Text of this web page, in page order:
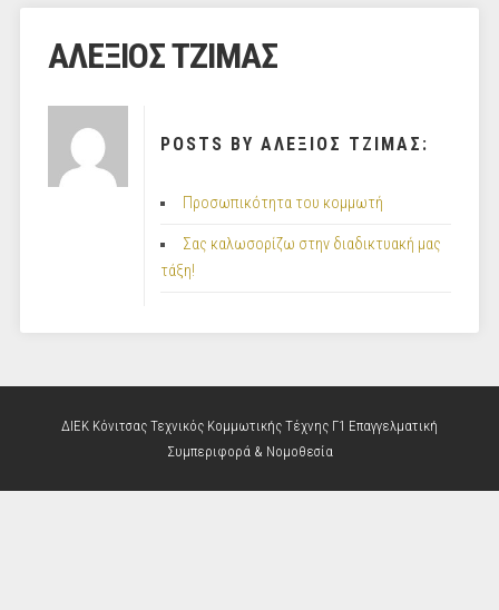
ΑΛΕΞΙΟΣ ΤΖΙΜΑΣ
POSTS BY ΑΛΕΞΙΟΣ ΤΖΙΜΑΣ:
Προσωπικότητα του κομμωτή
Σας καλωσορίζω στην διαδικτυακή μας
τάξη!
ΔΙΕΚ Κόνιτσας Τεχνικός Κομμωτικής Τέχνης Γ1 Επαγγελματική
Συμπεριφορά & Νομοθεσία